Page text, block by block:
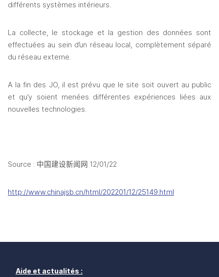
différents systèmes intérieurs.
La collecte, le stockage et la gestion des données sont
effectuées au sein d’un réseau local, complètement séparé
du réseau externe.
A la fin des JO, il est prévu que le site soit ouvert au public
et qu’y soient menées différentes expériences liées aux
nouvelles technologies.
Source : 中国建设新闻网 12/01/22
http://www.chinajsb.cn/html/202201/12/25149.html
Aide et actualités :